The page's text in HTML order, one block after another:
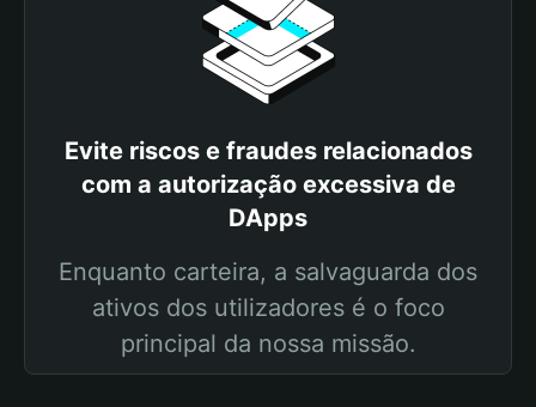
Evite riscos e fraudes relacionados
com a autorização excessiva de
DApps
Enquanto carteira, a salvaguarda dos
ativos dos utilizadores é o foco
principal da nossa missão.